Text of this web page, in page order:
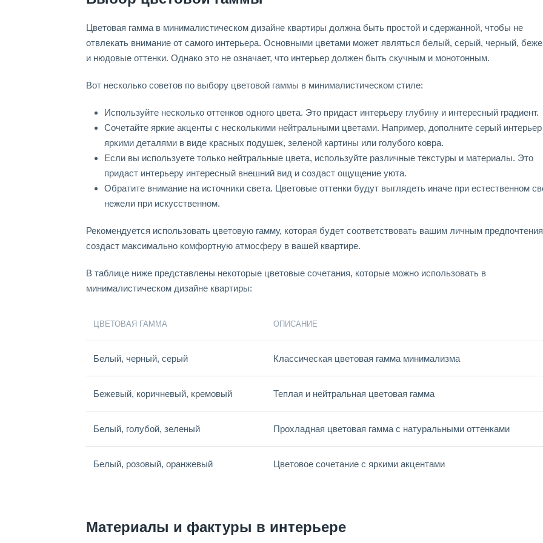
Цветовая гамма в минималистическом дизайне квартиры должна быть простой и сдержанной, чтобы не
отвлекать внимание от самого интерьера. Основными цветами может являться белый, серый, черный,
и нюдовые оттенки. Однако это не означает, что интерьер должен быть скучным и монотонным.
Вот несколько советов по выбору цветовой гаммы в минималистическом стиле:
Используйте несколько оттенков одного цвета. Это придаст интерьеру глубину и интересный градиент.
Сочетайте яркие акценты с несколькими нейтральными цветами. Например, дополните серый интерьер
яркими деталями в виде красных подушек, зеленой картины или голубого ковра.
Если вы используете только нейтральные цвета, используйте различные текстуры и материалы. Это
придаст интерьеру интересный внешний вид и создаст ощущение уюта.
Обратите внимание на источники света. Цветовые оттенки будут выглядеть иначе при естественном
нежели при искусственном.
Рекомендуется использовать цветовую гамму, которая будет соответствовать вашим личным
создаст максимально комфортную атмосферу в вашей квартире.
В таблице ниже представлены некоторые цветовые сочетания, которые можно использовать в
минималистическом дизайне квартиры:
ЦВЕТОВАЯ ГАММА ОПИСАНИЕ
Белый, черный, серый Классическая цветовая гамма минимализма
Бежевый, коричневый, кремовый Теплая и нейтральная цветовая гамма
Белый, голубой, зеленый Прохладная цветовая гамма с натуральными оттенками
Белый, розовый, оранжевый Цветовое сочетание с яркими акцентами
Материалы и фактуры в интерьере